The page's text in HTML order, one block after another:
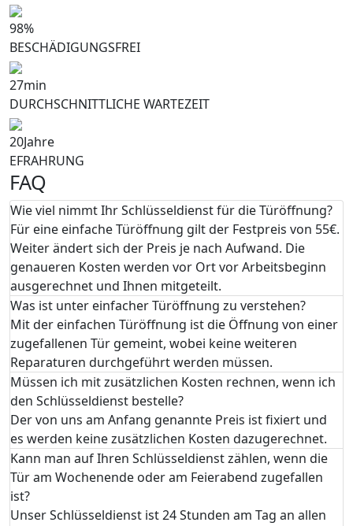
98%
BESCHÄDIGUNGSFREI
27min
DURCHSCHNITTLICHE WARTEZEIT
20Jahre
EFRAHRUNG
FAQ
Wie viel nimmt Ihr Schlüsseldienst für die Türöffnung?
Für eine einfache Türöffnung gilt der Festpreis von 55€.
Weiter ändert sich der Preis je nach Aufwand. Die
genaueren Kosten werden vor Ort vor Arbeitsbeginn
ausgerechnet und Ihnen mitgeteilt.
Was ist unter einfacher Türöffnung zu verstehen?
Mit der einfachen Türöffnung ist die Öffnung von einer
zugefallenen Tür gemeint, wobei keine weiteren
Reparaturen durchgeführt werden müssen.
Müssen ich mit zusätzlichen Kosten rechnen, wenn ich
den Schlüsseldienst bestelle?
Der von uns am Anfang genannte Preis ist fixiert und
es werden keine zusätzlichen Kosten dazugerechnet.
Kann man auf Ihren Schlüsseldienst zählen, wenn die
Tür am Wochenende oder am Feierabend zugefallen
ist?
Unser Schlüsseldienst ist 24 Stunden am Tag an allen